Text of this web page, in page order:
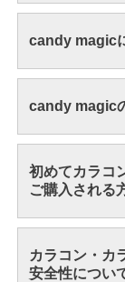
candy magic
candy magic
初めてカラコ
ご購入される
カラコン・カ
安全性につい